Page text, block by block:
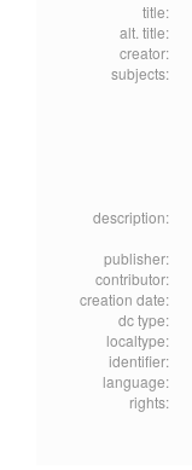
title:
alt. title:
creator:
subjects:
description:
publisher:
contributor:
creation date:
dc type:
localtype:
identifier:
language:
rights: